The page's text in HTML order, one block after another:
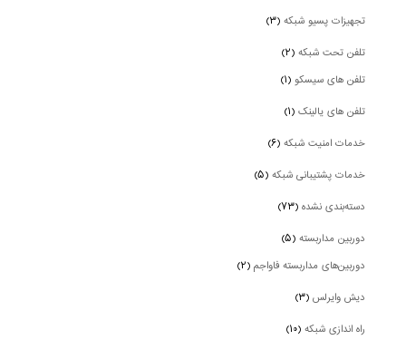
تجهیزات پسیو شبکه(۳)
تلفن تحت شبکه(۲)
تلفن های سیسکو(۱)
تلفن های یالینک(۱)
خدمات امنیت شبکه(۶)
خدمات پشتیبانی شبکه(۵)
دسته‌بندی نشده(۷۳)
دوربین‌ مداربسته(۵)
دوربین‌های مداربسته فاواجم(۲)
دیش وایرلس(۳)
راه اندازی شبکه(۱۰)